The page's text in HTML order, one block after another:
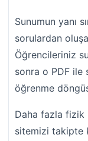
Sunumun yanı
sorulardan
Öğrencileriniz
sonra o PDF ile
öğrenme
Daha fazla fizik
sitemizi takipte